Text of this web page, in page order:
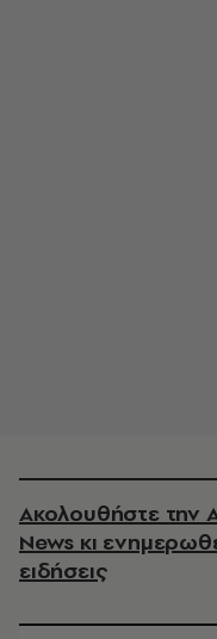
Ακολουθήστε την
News κι
ειδήσεις